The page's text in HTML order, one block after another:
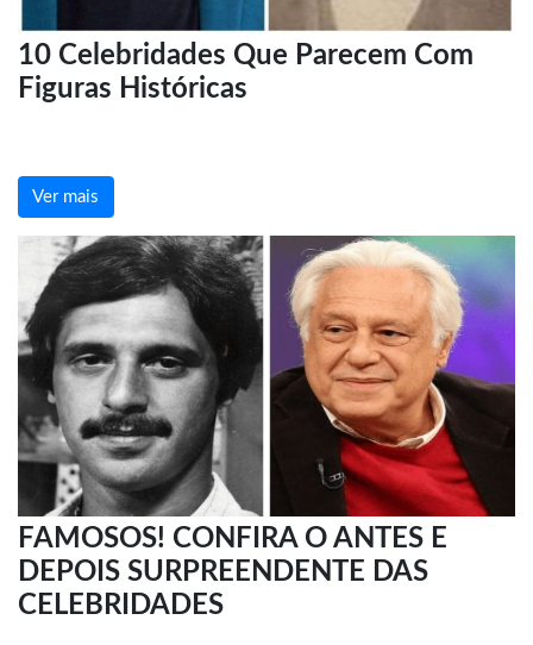
10 Celebridades Que Parecem Com
Figuras Históricas
Ver mais
FAMOSOS! CONFIRA O ANTES E
DEPOIS SURPREENDENTE DAS
CELEBRIDADES